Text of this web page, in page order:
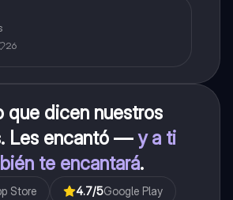
y Ciudadanas
26
que dicen nuestros
Les encantó —y a ti
te encantará.
Store 4.7/5Google Play